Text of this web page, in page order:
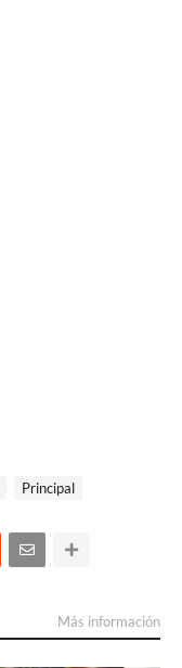
Principal
Más información